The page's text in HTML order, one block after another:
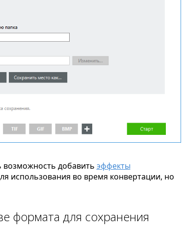
возможность добавить эффекты
использования во время конвертации, но
формата для сохранения